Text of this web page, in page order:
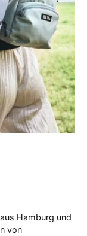
Hamburg und
von